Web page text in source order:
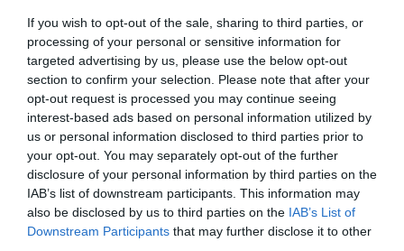
If you wish to opt-out of the sale, sharing to third parties, or
processing of your personal or sensitive information for
targeted advertising by us, please use the below opt-out
section to confirm your selection. Please note that after your
opt-out request is processed you may continue seeing
interest-based ads based on personal information utilized by
us or personal information disclosed to third parties prior to
your opt-out. You may separately opt-out of the further
disclosure of your personal information by third parties on the
IAB’s list of downstream participants. This information may
also be disclosed by us to third parties on the IAB’s List of
Downstream Participants that may further disclose it to other